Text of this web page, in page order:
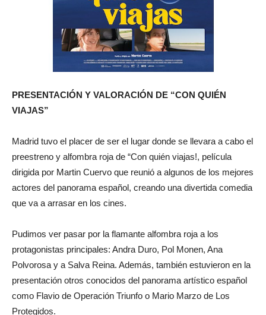
PRESENTACIÓN Y VALORACIÓN DE “CON QUIÉN
VIAJAS”
Madrid tuvo el placer de ser el lugar donde se llevara a cabo el
preestreno y alfombra roja de “Con quién viajas!, película
dirigida por Martin Cuervo que reunió a algunos de los mejores
actores del panorama español, creando una divertida comedia
que va a arrasar en los cines.
Pudimos ver pasar por la flamante alfombra roja a los
protagonistas principales: Andra Duro, Pol Monen, Ana
Polvorosa y a Salva Reina. Además, también estuvieron en la
presentación otros conocidos del panorama artístico español
como Flavio de Operación Triunfo o Mario Marzo de Los
Protegidos.